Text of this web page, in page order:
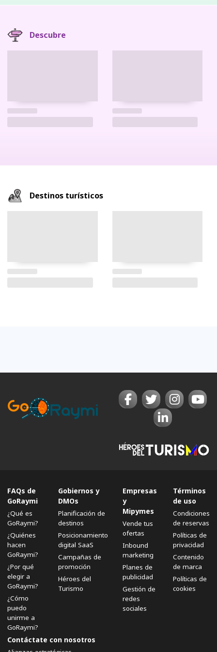
Descubre
Destinos turísticos
FAQs de
GoRaymi
¿Qué es
GoRaymi?
¿Quiénes
hacen
GoRaymi?
¿Por qué
elegir a
GoRaymi?
¿Cómo
puedo
unirme a
GoRaymi?
Gobiernos y
DMOs
Planificación de
destinos
Posicionamiento
digital SaaS
Campañas de
promoción
Héroes del
Turismo
Empresas
y
Mipymes
Vende tus
ofertas
Inbound
marketing
Planes de
publicidad
Gestión de
redes
sociales
Términos
de uso
Condiciones
de reservas
Políticas de
privacidad
Contenido
de marca
Políticas de
cookies
Contáctate con nosotros